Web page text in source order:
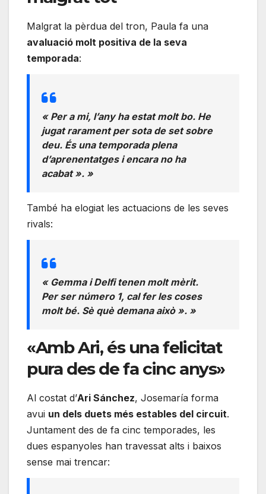
Malgrat la pèrdua del tron, Paula fa una
avaluació molt positiva de la seva
temporada:
« Per a mi, l’any ha estat molt bo. He
jugat rarament per sota de set sobre
deu. És una temporada plena
d’aprenentatges i encara no ha
acabat ». »
També ha elogiat les actuacions de les seves
rivals:
« Gemma i Delfi tenen molt mèrit.
Per ser número 1, cal fer les coses
molt bé. Sè què demana això ». »
«Amb Ari, és una felicitat
pura des de fa cinc anys»
Al costat d’Ari Sánchez, Josemaría forma
avui un dels duets més estables del circuit.
Juntament des de fa cinc temporades, les
dues espanyoles han travessat alts i baixos
sense mai trencar: